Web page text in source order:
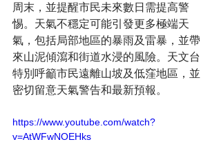
周末，並提醒市民未來數日需提高警
惕。天氣不穩定可能引發更多極端天
氣，包括局部地區的暴雨及雷暴，並帶
來山泥傾瀉和街道水浸的風險。天文台
特別呼籲市民遠離山坡及低窪地區，並
密切留意天氣警告和最新預報。
https://www.youtube.com/watch?
v=AtWFwNOEHks